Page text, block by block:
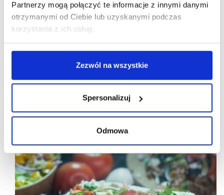
Partnerzy mogą połączyć te informacje z innymi danymi
otrzymanymi od Ciebie lub uzyskanymi podczas
korzystania z ich usług.
Zezwól na wszystkie
Spersonalizuj
Odmowa
W lutym 2023 roku franczyzobiorcy firmy „7 Street
Łukasz Błażejewski” prowadzący na zasadach
franczyzy już jeden lokal Meet & Fit – Slow Food
Burgers na warszawskim Gocławiu, otworzyli dwa
kolejne lokale.